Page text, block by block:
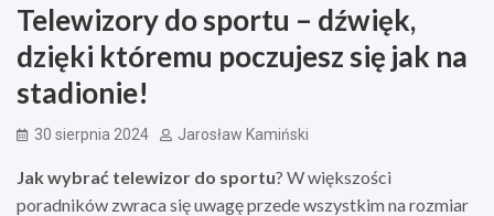
Telewizory do sportu – dźwięk,
dzięki któremu poczujesz się jak na
stadionie!
30 sierpnia 2024 Jarosław Kamiński
Jak wybrać telewizor do sportu? W większości
poradników zwraca się uwagę przede wszystkim na rozmiar